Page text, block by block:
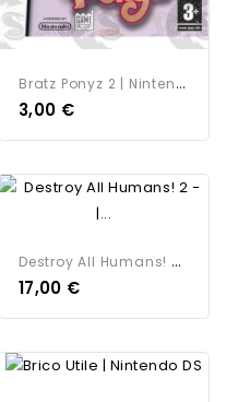
B
Ratz Ponyz 2 | Nintendo DS
3,00 €
D
Estroy All Humans! 2 - |...
17,00 €